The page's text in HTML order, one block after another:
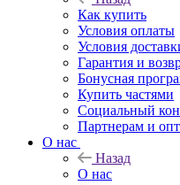
Как купить
Условия оплаты
Условия
Гарантия и
Бонусная
Купить частями
Социальный
Партнерам и
О нас
Назад
О нас